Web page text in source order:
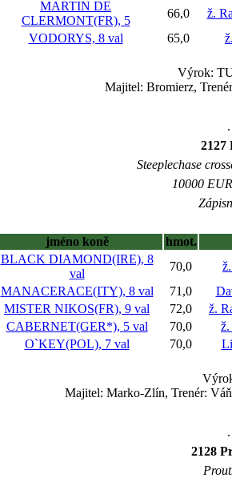
MARTIN DE
CLERMONT(FR), 5
66,0
ž.
VODORYS, 8 val 65,0
Výrok:
Majitel: Bromierz,
2127
Steeplechase
10000
jméno koně
hmot.
BLACK DIAMOND(IRE), 8
val
70,0
MANACERACE(ITY), 8 val 71,0
MISTER NIKOS(FR), 9 val 72,0
ž.
CABERNET(GER*), 5 val 70,0
ž.
O`KEY(POL), 7 val 70,0
Majitel: Marko-Zlín, Trenér:
2128